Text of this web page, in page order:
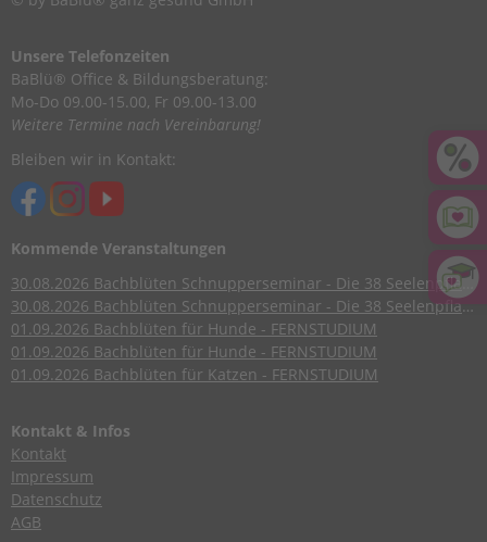
Unsere Telefonzeiten
BaBlü® Office & Bildungsberatung:
Mo-Do 09.00-15.00, Fr 09.00-13.00
Weitere Termine nach Vereinbarung!
Bleiben wir in Kontakt:
Kommende Veranstaltungen
30.08.2026 Bachblüten Schnupperseminar - Die 38 Seelenpflanzen nach Dr. Edward Bach
30.08.2026 Bachblüten Schnupperseminar - Die 38 Seelenpflanzen nach Dr. Edward Bach
01.09.2026 Bachblüten für Hunde - FERNSTUDIUM
01.09.2026 Bachblüten für Hunde - FERNSTUDIUM
01.09.2026 Bachblüten für Katzen - FERNSTUDIUM
Kontakt & Infos
Kontakt
Impressum
Datenschutz
AGB